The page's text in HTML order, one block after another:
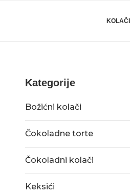
KOLAČI
Kategorije
Božićni kolači
Čokoladne torte
Čokoladni kolači
Keksići